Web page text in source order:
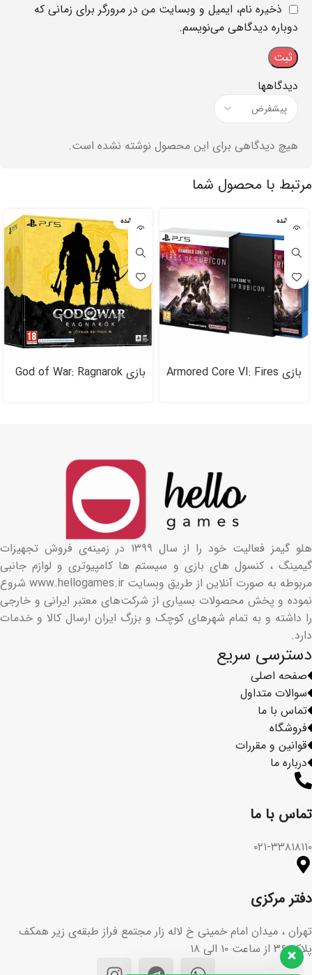
دیدگاهها
هیچ دیدگاهی برای این محصول نوشته نشده است.
ذخیره نام، ایمیل و وبسایت من در مرورگر برای زمانی که
دوباره دیدگاهی می‌نویسم.
مرتبط با محصول شما
تمام شده
بازی Armored Core VI: Fires
تمام شده
بازی God of War: Ragnarok
تماس با ما​
۰۲۱-۳۳۸۱۸۱۱۰
دفتر مرکزی
تهران ، میدان امام خمینی خ لاله زار مجتمع فراز طبقه‌ی زیر همکف
پلاک ۳۶ از ساعت ۱۰ الی ۱۸
فروشگاه
قوانین و مقررات
درباره ما
دسترسی سریع
صفحه اصلی
سوالات متداول
تماس با ما
هلو گیمز فعالیت خود را از سال ۱۳۹۹ در زمینه‌ی فروش تجهیزات
گیمینگ ، کنسول های بازی و سیستم ها کامپیوتری و لوازم جانبی
مربوطه به صورت آنلاین از طریق وبسایت www.hellogames.ir شروع
نموده و پخش محصولات بسیاری از شرکت‌های معتبر ایرانی و خارجی
را داشته و به تمام شهرهای کوچک و بزرگ ایران ارسال کالا و خدمات
دارد.